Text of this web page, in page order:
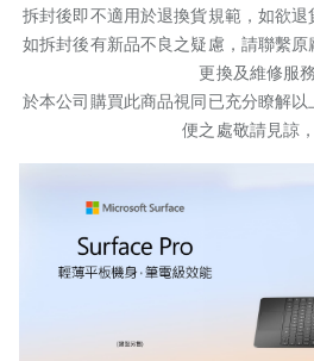
拆封後即不適用於退換貨規範，如欲退
如拆封後有新品不良之疑慮，請聯繫
更換及維修服務
於本公司購買此商品視同已充分瞭解
便之處敬請見諒